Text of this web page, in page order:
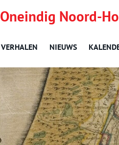
Oneindig Noord-
VERHALEN NIEUWS